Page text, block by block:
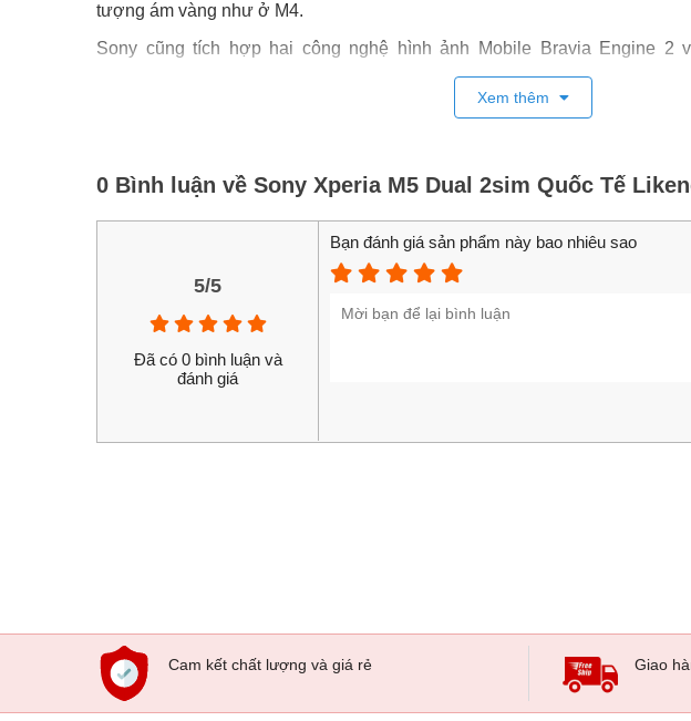
tượng ám vàng như ở M4.
Sony cũng tích hợp hai công nghệ hình ảnh Mobile Bravia Engine 2
dòngXperia Z giúp trải nghiệm hình ảnh trong các trường hợp khác nhau tốt
Trong điều kiện ánh sáng tốt, khả năng lấy nét của điện thoại rất nhanh và
nhưng vẫn còn hiện tượng màu sắc bị bệt khá khó chịu.
Camera trước độ phân giải cao lên tới 13 MP cho ra hình ảnh rất sắc nét
phân khúc. Nhiều tính năng, hiệu ứng chụp hình vui nhộn và thú vị cũng
Hiệu năng mạnh mẽ
Sony Xperia M5 được trang bị bộ vi xử lý tám nhân MediaTek MT6795
Sử dụng vi xử lý mạnh mẽ máy thực hiện tốt đa số mọi tác vụ hiện có, tuy
Xem thêm
0 Bình luận về Sony Xperia M5 Dual 2sim Quốc Tế
5/5
Đã có 0 bình luận và
đánh giá
Bạn đánh giá sản phẩm này bao nhiêu sao
Cam kết chất lượng và giá rẻ Giao